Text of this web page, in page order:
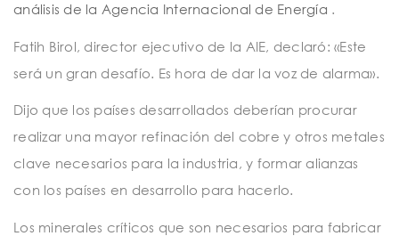
análisis de la Agencia Internacional de Energía .
Fatih Birol, director ejecutivo de la AIE, declaró: «Este
será un gran desafío. Es hora de dar la voz de alarma».
Dijo que los países desarrollados deberían procurar
realizar una mayor refinación del cobre y otros metales
clave necesarios para la industria, y formar alianzas
con los países en desarrollo para hacerlo.
Los minerales críticos que son necesarios para fabricar